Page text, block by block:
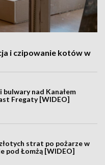
i czipowanie kotów w
bulwary nad Kanałem
Fregaty [WIDEO]
strat po pożarze w
pod Łomżą [WIDEO]